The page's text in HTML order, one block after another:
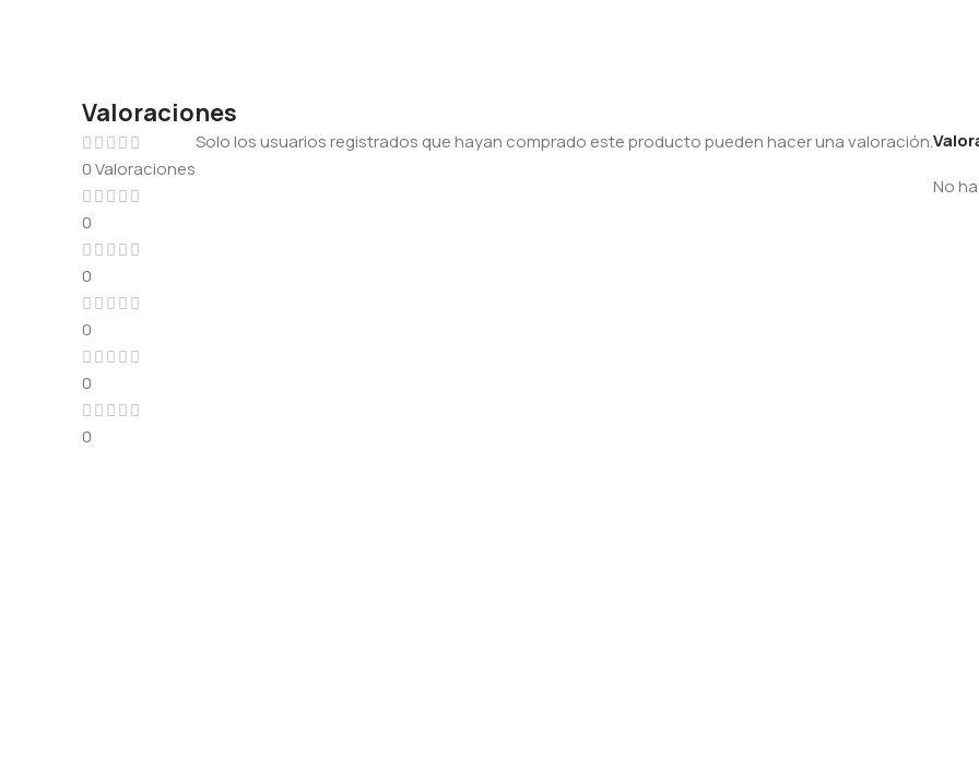
Valoraciones
0 Valoraciones
0
0
0
0
0
No
Solo los usuarios registrados que hayan comprado este producto pueden hacer una valoración.